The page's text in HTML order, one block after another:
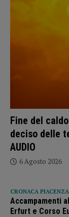
Fine del
deciso delle
AUDIO
6 Agosto 2026
CRONACA PIACENZA
Accampamenti
Erfurt e Corso